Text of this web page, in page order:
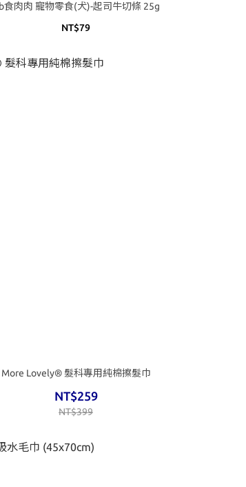
食肉肉 寵物零食(犬)-起司牛切條 25g
NT$79
More Lovely® 髮科專用純棉擦髮巾
NT$259
NT$399